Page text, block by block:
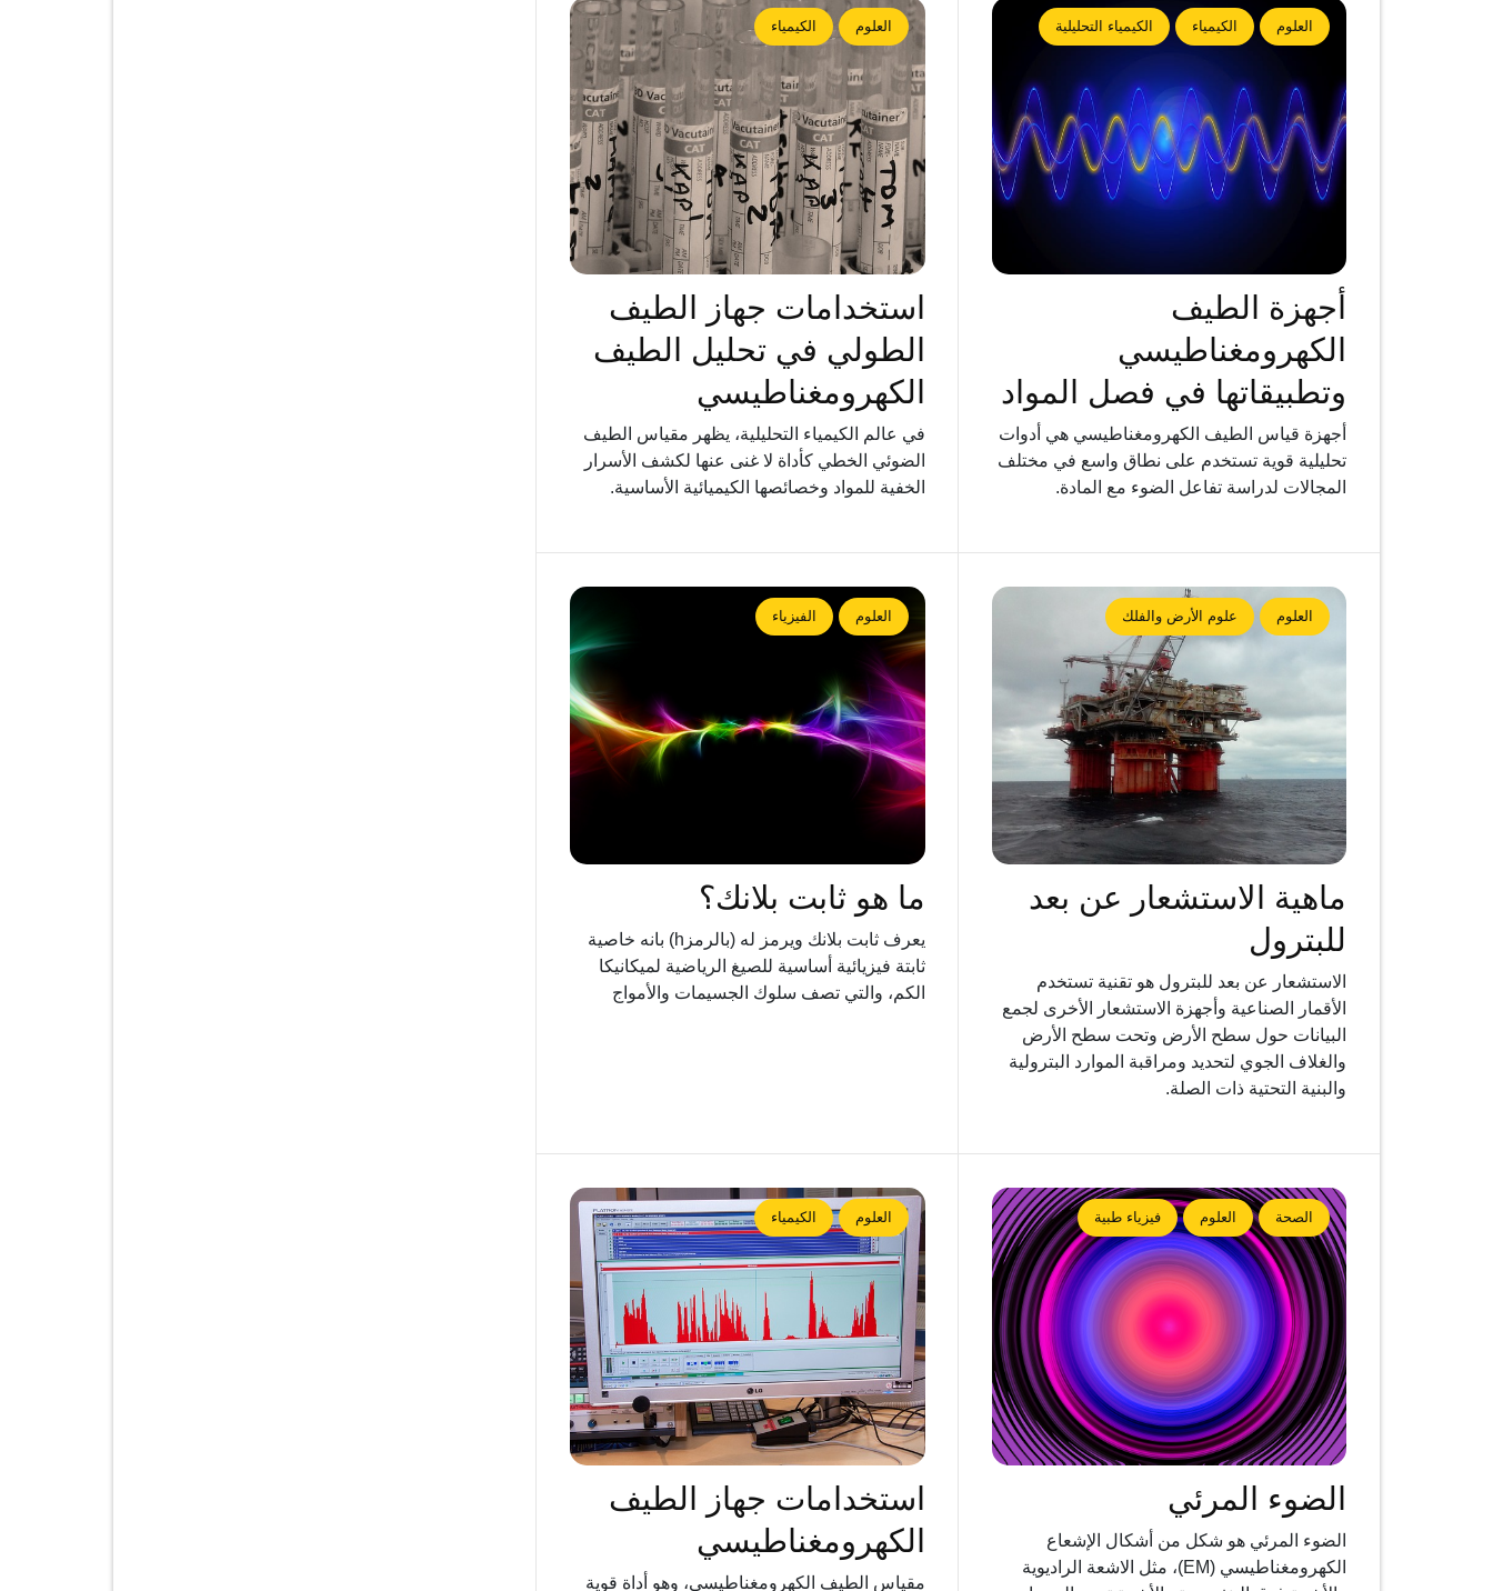
العلوم الكيمياء الكيمياء التحليلية
أجهزة الطيف
الكهرومغناطيسي
وتطبيقاتها في فصل المواد
أجهزة قياس الطيف الكهرومغناطيسي هي أدوات
تحليلية قوية تستخدم على نطاق واسع في مختلف
المجالات لدراسة تفاعل الضوء مع المادة.
العلوم الكيمياء
استخدامات جهاز الطيف
الطولي في تحليل الطيف
الكهرومغناطيسي
في عالم الكيمياء التحليلية، يظهر مقياس الطيف
الضوئي الخطي كأداة لا غنى عنها لكشف الأسرار
الخفية للمواد وخصائصها الكيميائية الأساسية.
العلوم علوم الأرض والفلك
ماهية الاستشعار عن بعد
للبترول
الاستشعار عن بعد للبترول هو تقنية تستخدم
الأقمار الصناعية وأجهزة الاستشعار الأخرى لجمع
البيانات حول سطح الأرض وتحت سطح الأرض
والغلاف الجوي لتحديد ومراقبة الموارد البترولية
والبنية التحتية ذات الصلة.
العلوم الفيزياء
ما هو ثابت بلانك؟
يعرف ثابت بلانك ويرمز له (بالرمزh) بانه خاصية
ثابتة فيزيائية أساسية للصيغ الرياضية لميكانيكا
الكم، والتي تصف سلوك الجسيمات والأمواج
الصحة العلوم فيزياء طبية
الضوء المرئي
الضوء المرئي هو شكل من أشكال الإشعاع
الكهرومغناطيسي (EM)، مثل الاشعة الراديوية
العلوم الكيمياء
استخدامات جهاز الطيف
الكهرومغناطيسي
مقياس الطيف الكهرومغناطيسي، وهو أداة قوية